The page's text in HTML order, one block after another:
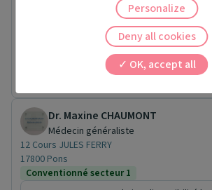
Conventionné secteur 2
Prochaine disponibilité le :
lundi 19 octobre
Dr. Maxine CHAUMONT
Médecin généraliste
12 Cours JULES FERRY
17800 Pons
Conventionné secteur 1
OK, accept all
Deny all cookies
Personalize